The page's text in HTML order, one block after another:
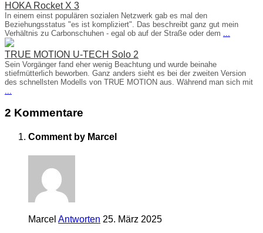
HOKA Rocket X 3
In einem einst populären sozialen Netzwerk gab es mal den
Beziehungsstatus "es ist kompliziert". Das beschreibt ganz gut mein
Verhältnis zu Carbonschuhen - egal ob auf der Straße oder dem ...
TRUE MOTION U-TECH Solo 2
Sein Vorgänger fand eher wenig Beachtung und wurde beinahe
stiefmütterlich beworben. Ganz anders sieht es bei der zweiten Version
des schnellsten Modells von TRUE MOTION aus. Während man sich mit
...
2 Kommentare
Comment by Marcel
Marcel Antworten 25. März 2025